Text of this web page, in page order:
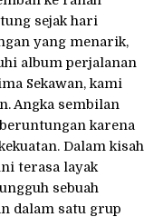
sejak hari
yang menarik,
album perjalanan
Sekawan, kami
Angka sembilan
karena
Dalam kisah
terasa layak
sebuah
dalam satu grup